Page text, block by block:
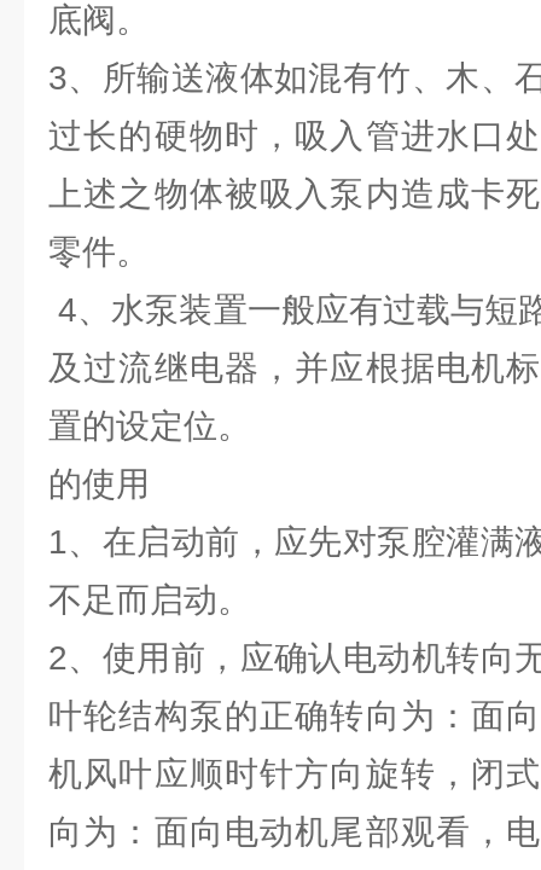
底阀。
3、所输送液体如混有竹、木、
过长的硬物时，吸入管进水口
上述之物体被吸入泵内造成卡
零件。
4、水泵装置一般应有过载与短
及过流继电器，并应根据电机
置的设定位。
的使用
1、在启动前，应先对泵腔灌满
不足而启动。
2、使用前，应确认电动机转向
叶轮结构泵的正确转向为：面
机风叶应顺时针方向旋转，闭
向为：面向电动机尾部观看，